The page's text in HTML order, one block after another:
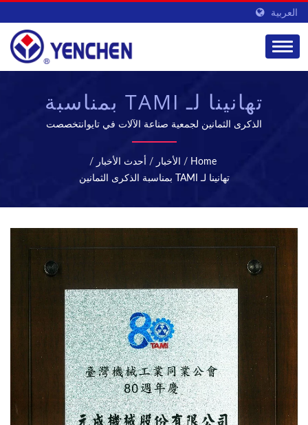
العربية
تهانينا لـ TAMI بمناسبة
الذكرى الثمانين | آلات
الأقراص والتعقيم - معدات
تصنيع الأدوية | YENCHEN
الذكرى الثمانين لجمعية صناعة الآلات في تايوانتخصصت
YENCHEN MACHINERY CO., LTD. في تصنيع الآلات الصيدلانية
لمدة 60 عامًا.
Home
/ الأخبار / أحدث الأخبار
/
تهانينا لـ TAMI بمناسبة الذكرى الثمانين